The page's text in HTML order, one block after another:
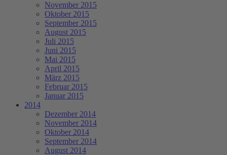
November 2015
Oktober 2015
September 2015
August 2015
Juli 2015
Juni 2015
Mai 2015
April 2015
März 2015
Februar 2015
Januar 2015
2014
Dezember 2014
November 2014
Oktober 2014
September 2014
August 2014